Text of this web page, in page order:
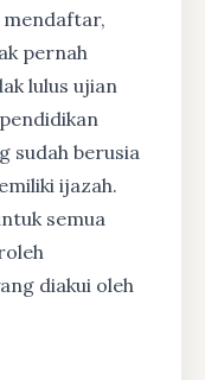
mendaftar,
pernah
lulus ujian
sudah berusia
ijazah.
semua
diakui oleh